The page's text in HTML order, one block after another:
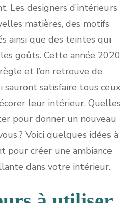
Les designers d’intérieurs
matières, des motifs
ainsi que des teintes qui
goûts. Cette année 2020
et l’on retrouve de
sauront satisfaire tous ceux
leur intérieur. Quelles
pour donner un nouveau
? Voici quelques idées à
pour créer une ambiance
dans votre intérieur.